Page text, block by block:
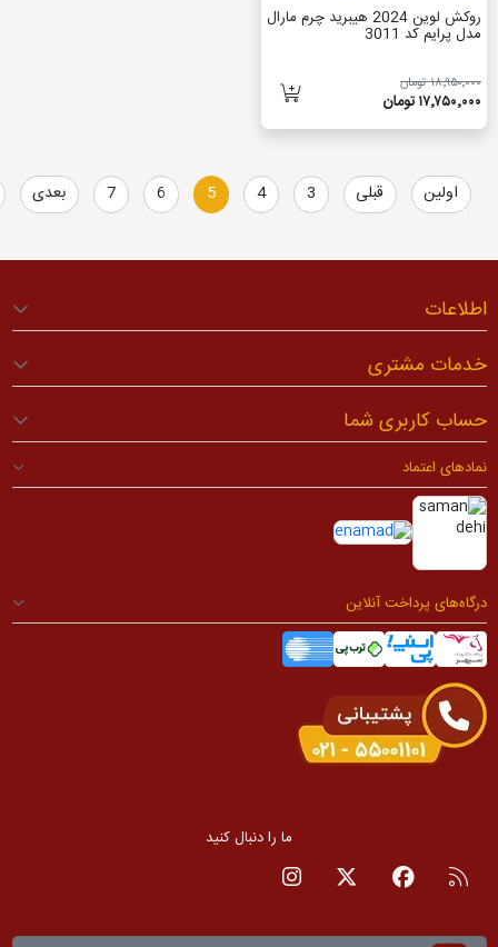
روکش لوین 2024 هیبرید چرم مارال
کد 3011
قبلی 3
5
6 بعدی آخرین
مشتری
شما
پرداخت آنلاین
ما را دنبال کنید
صفحه فیسبوک
صفحه تویترصفحه اینستاگرام